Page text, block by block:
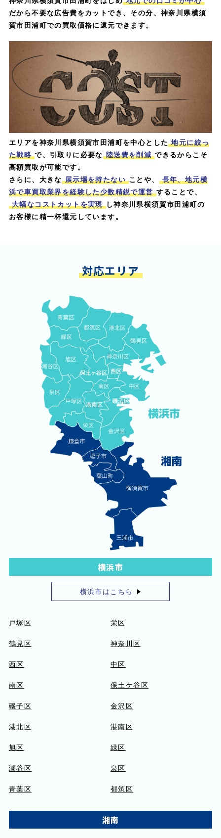
だから不要な広告費をカットでき、その分、神奈川県横須
賀市田浦町での買取価格に還元できます。
エリアを神奈川県横須賀市田浦町を中心とした 地元に絞っ
た戦略 で、引取りに必要な 陸送費を削減 できるからこそ
高額買取が可能です。
さらに、大きな 展示場を持たない ことや、
長年、地元横
浜で車買取業界を経験した少数精鋭で運営 することで、
大幅なコストカットを実現 し神奈川県横須賀市田浦町の
お客様に精一杯還元しています。
対応エリア
横浜市
横浜市はこちら
戸塚区 栄区
鶴見区 神奈川区
西区 中区
南区 保土ケ谷区
磯子区 金沢区
港北区 港南区
旭区 緑区
瀬谷区 泉区
青葉区 都筑区
湘南